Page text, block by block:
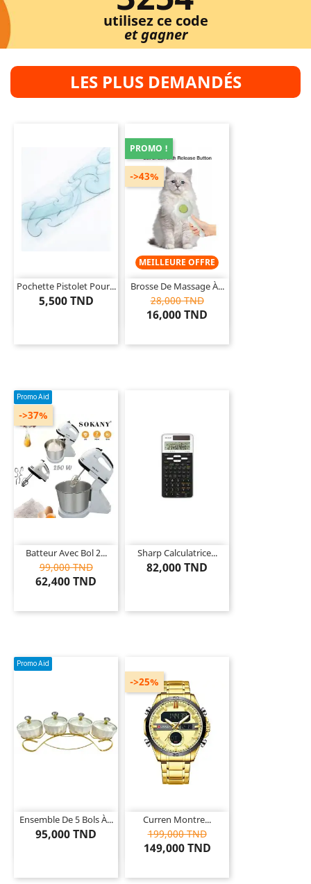
utilisez ce code
et gagner
LES PLUS DEMANDÉS
Pochette Pistolet Pour...
5,500 TND
MEILLEURE OFFRE
Brosse De Massage À...
28,000 TND
16,000 TND
->43%
PROMO !
Promo Aid
Batteur Avec Bol 2...
99,000 TND
62,400 TND
->37%
Sharp Calculatrice...
82,000 TND
Promo Aid
Ensemble De 5 Bols À...
95,000 TND
Curren Montre...
199,000 TND
149,000 TND
->25%